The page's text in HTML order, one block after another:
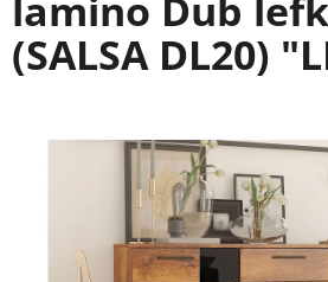
(SALSA DL20)